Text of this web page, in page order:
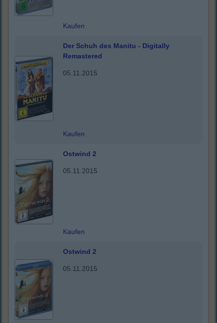
Kaufen
Der Schuh des Manitu - Digitally
Remastered
05.11.2015
Kaufen
Ostwind 2
05.11.2015
Kaufen
Ostwind 2
05.11.2015